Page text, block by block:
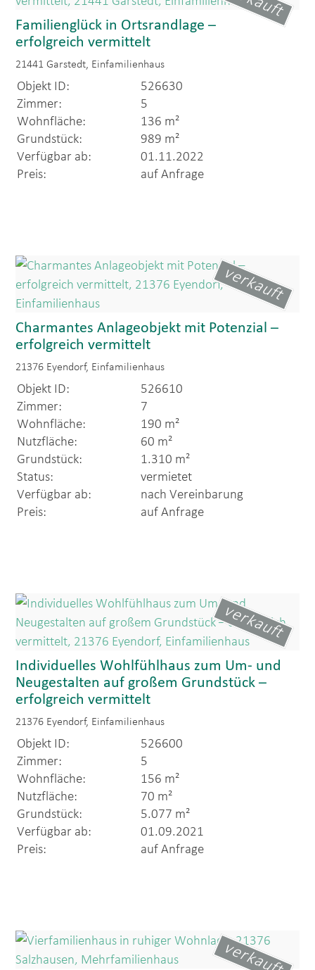
Familienglück in Ortsrandlage –
erfolgreich vermittelt
21441 Garstedt, Einfamilienhaus
Objekt ID:
526630
Zimmer:
5
Wohnfläche:
136 m²
Grundstück:
989 m²
Verfügbar ab:
01.11.2022
Preis:
auf Anfrage
verkauft
Charmantes Anlageobjekt mit Potenzial –
erfolgreich vermittelt
21376 Eyendorf, Einfamilienhaus
Objekt ID:
526610
Zimmer:
7
Wohnfläche:
190 m²
Nutzfläche:
60 m²
Grundstück:
1.310 m²
Status:
vermietet
Verfügbar ab:
nach Vereinbarung
Preis:
auf Anfrage
verkauft
Individuelles Wohlfühlhaus zum Um- und
Neugestalten auf großem Grundstück –
erfolgreich vermittelt
21376 Eyendorf, Einfamilienhaus
Objekt ID:
526600
Zimmer:
5
Wohnfläche:
156 m²
Nutzfläche:
70 m²
Grundstück:
5.077 m²
Verfügbar ab:
01.09.2021
Preis:
auf Anfrage
verkauft